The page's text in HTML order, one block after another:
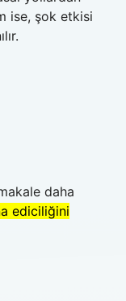
ise, şok etkisi
daha
ediciliğini